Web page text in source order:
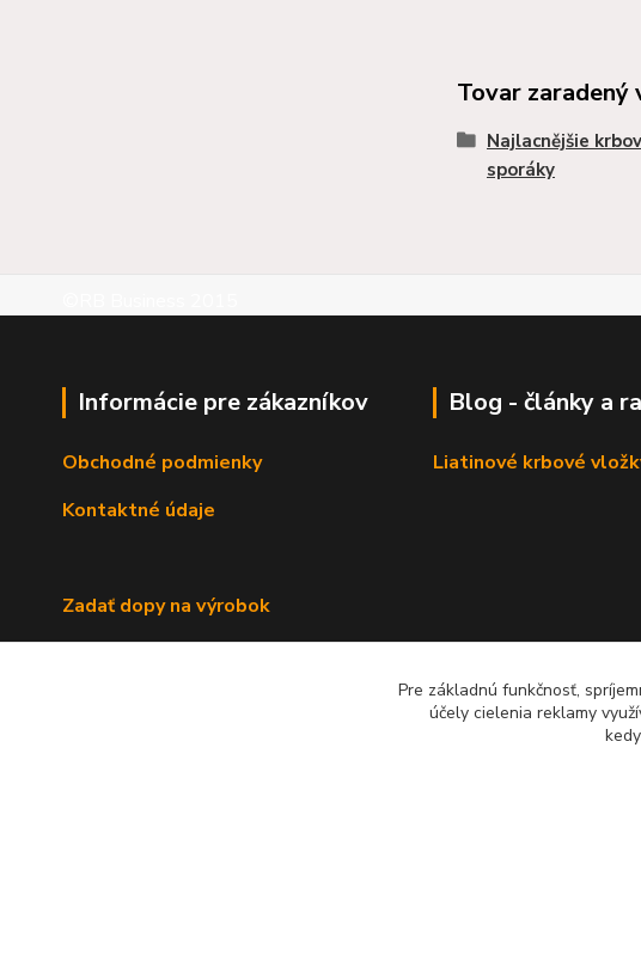
Tovar zaradený
Najlacnějšie
sporáky
Informácie pre zákazníkov
Obchodné podmienky
Kontaktné údaje
Zadať dopy na výrobok
Blog - články a
Liatinové krbové
Pre základnú funkčnosť,
účely cielenia reklamy